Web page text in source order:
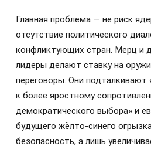
Главная проблема — не риск
отсутствие политического
конфликтующих стран. Мерц и
лидеры делают ставку на
переговоры. Они подталкивают
к более яростному
демократического выбора» и
будущего жёлто-синего
безопасность, а лишь